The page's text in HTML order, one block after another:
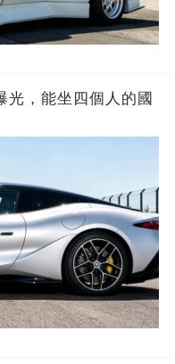
，能坐四個人的國